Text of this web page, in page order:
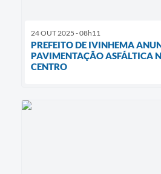
24 OUT 2025 - 08h11
PREFEITO DE IVINHEMA
PAVIMENTAÇÃO ASFÁLTICA
CENTRO